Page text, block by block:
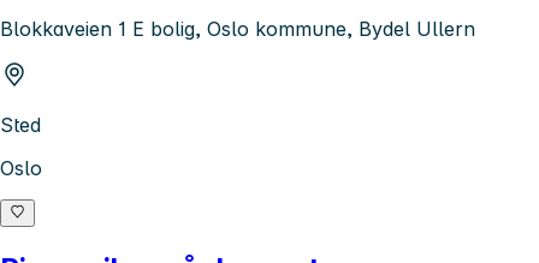
Blokkaveien 1 E bolig, Oslo kommune, Bydel Ullern
Sted
Oslo